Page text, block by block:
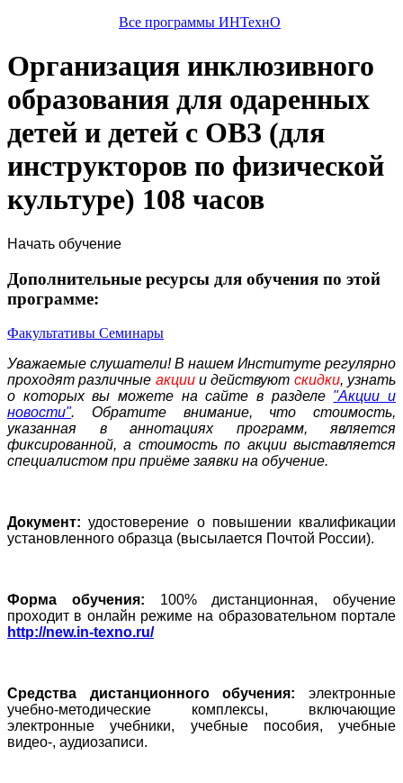
Все программы ИНТехнО
Организация инклюзивного
образования для одаренных
детей и детей с ОВЗ (для
инструкторов по физической
культуре) 108 часов
Начать обучение
Дополнительные ресурсы для обучения по этой
программе:
Факультативы Семинары
Уважаемые слушатели! В нашем Институте регулярно
проходят различные акциии действуют скидки, узнать
о которых вы можете на сайте в разделе "Акции и
новости". Обратите внимание, что стоимость,
указанная в аннотациях программ, является
фиксированной, а стоимость по акции выставляется
специалистом при приёме заявки на обучение.
Документ: удостоверение о повышении квалификации
установленного образца (высылается Почтой России).
Форма обучения: 100% дистанционная, обучение
проходит в онлайн режиме на образовательном портале
http://new.in-texno.ru/
Средства дистанционного обучения: электронные
учебно-методические комплексы, включающие
электронные учебники, учебные пособия, учебные
видео-, аудиозаписи.